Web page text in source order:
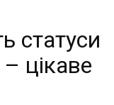
статуси
цікаве